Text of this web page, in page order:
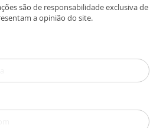
são de responsabilidade exclusiva de
a opinião do site.